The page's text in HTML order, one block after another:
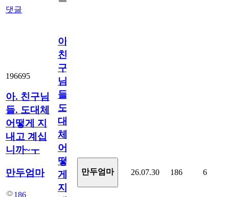
댓글
196695
아. 친구님
들. 도대체
어떻게 지
내고 계십
니까~ㅜ
만두엄마
186
아.
친
구
님
들.
도
대
체
어
떻
게
지
만두엄마 26.07.30 186 6